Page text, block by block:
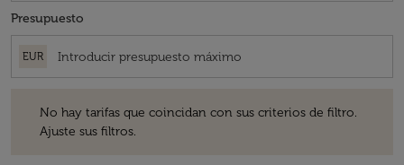
Presupuesto
EUR
No hay tarifas que coincidan con sus criterios de filtro.
Ajuste sus filtros.